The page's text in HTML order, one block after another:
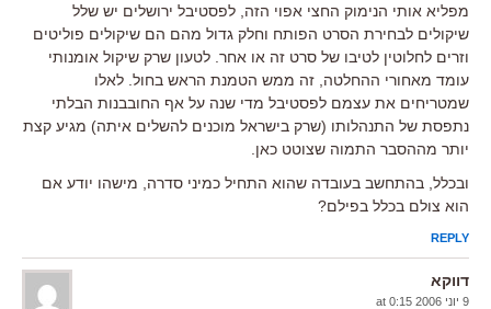
מפליא אותי הנימוק החצי אפוי הזה, לפסטיבל ירושלים יש שלל
שיקולים לבחירת הסרט הפותח וחלק גדול מהם הם שיקולים פוליטים
וזרים לחלוטין לטיבו של סרט זה או אחר. לטעון שרק שיקול אומנותי
עומד מאחורי ההחלטה, זה ממש הטמנת הראש בחול. לאלו
שמטריחים את עצמם לפסטיבל מדי שנה על אף החובבנות הבלתי
נתפסת של התנהלותו (שרק בישראל מוכנים להשלים איתה) מגיע קצת
יותר מההסבר התמוה שצוטט כאן.
ובכלל, בהתחשב בעובדה שהוא התחיל כמיני סדרה, מישהו יודע אם
הוא צולם בכלל בפילם?
REPLY
דווקא
9 יוני 2006 at 0:15